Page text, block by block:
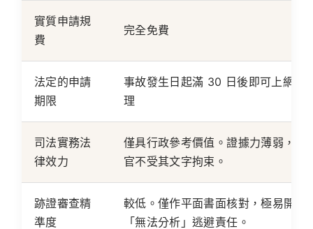
實質申請規
費
完全免費
法定的申請
期限
事故發生日起滿 30 日後即可上網辦
理
司法實務法
律效力
僅具行政參考價值。證據力薄弱 ，法
官不受其文字拘束。
跡證審查精
準度
較低。僅作平面書面核對，極易開出
「無法分析」逃避責任。